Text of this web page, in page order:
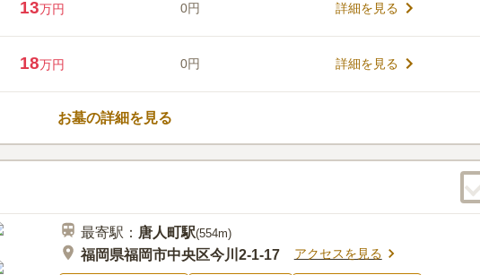
史を持つ浄土宗のお寺です。地下鉄箱崎線「呉服町駅」から徒
歩約5分の好立地にあり、静かな環境が魅力です。宗教不問、継
承者不要で、後継者がいない方も安心して利用できます。永代
にわたりお寺が供養を行い、お墓の承継に不安がある方におす
すめです。
コメントの続きを読む
口コミ評価
この霊園はまだ誰からも評価されていません。
13万円 0円 詳細を見る
18万円 0円 詳細を見る
お墓の詳細を見る
最寄駅： 唐人町駅(554m)
福岡県福岡市中央区今川2-1-17 アクセスを見る